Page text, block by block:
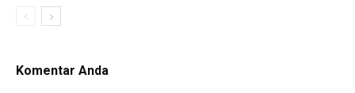
Komentar Anda